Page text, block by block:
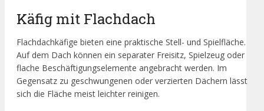
Käfig mit Flachdach
Flachdachkäfige bieten eine praktische Stell- und Spielfläche.
Auf dem Dach können ein separater Freisitz, Spielzeug oder
flache Beschäftigungselemente angebracht werden. Im
Gegensatz zu geschwungenen oder verzierten Dächern lässt
sich die Fläche meist leichter reinigen.